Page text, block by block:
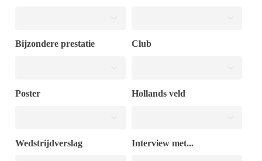
Bijzondere prestatie Club
Poster Hollands veld
Wedstrijdverslag Interview met...